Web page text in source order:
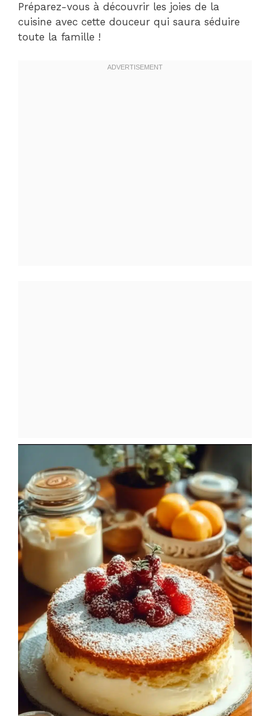
Préparez-vous à découvrir les joies de la
cuisine avec cette douceur qui saura séduire
toute la famille !